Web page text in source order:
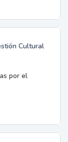
Cultural
por el